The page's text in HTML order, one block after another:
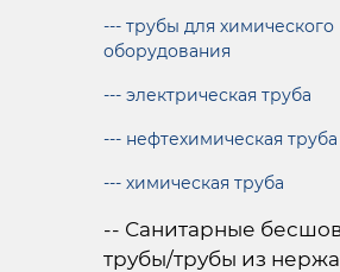
--- трубы для химического
оборудования
--- электрическая труба
--- нефтехимическая труба
--- химическая труба
-- Санитарные
трубы/трубы из